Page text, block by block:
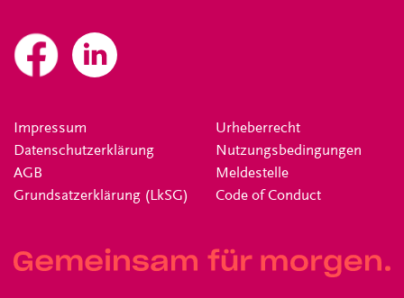
Impressum
Datenschutzerklärung
AGB
Grundsatzerklärung (LkSG)
Urheberrecht
Nutzungsbedingungen
Meldestelle
Code of Conduct